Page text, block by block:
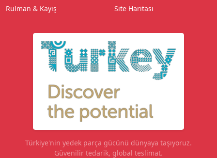
Rulman & Kayış
Site Haritası
Türkiye'nin yedek parça gücünü dünyaya taşıyoruz.
Güvenilir tedarik, global teslimat.